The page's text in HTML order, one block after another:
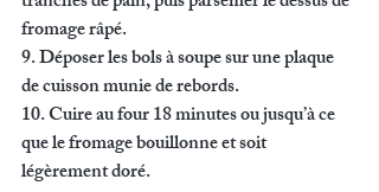
fromage râpé.
9. Déposer les bols à soupe sur une plaque
de cuisson munie de rebords.
10. Cuire au four 18 minutes ou jusqu’à ce
que le fromage bouillonne et soit
légèrement doré.